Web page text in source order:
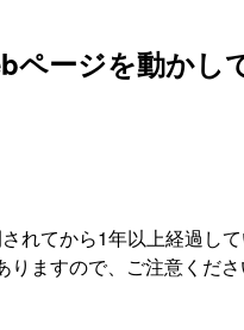
ページを動かし
れてから1年以上経過し
ますので、ご注意くださ